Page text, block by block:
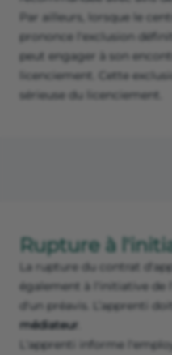
Par ailleurs, lorsque le
prononce l'exclusion
peut engager à son
licenciement. Cette
sérieuse du licenciement.
Rupture à
La rupture du contrat
également à l'initiative de
d'un préavis. L’apprenti
médiateur
L'apprenti informe